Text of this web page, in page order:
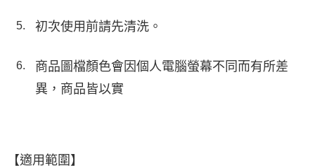
初次使用前請先清洗。
商品圖檔顏色會因個人電腦螢幕不同而有所差
異，商品皆以實
【適用範圍】